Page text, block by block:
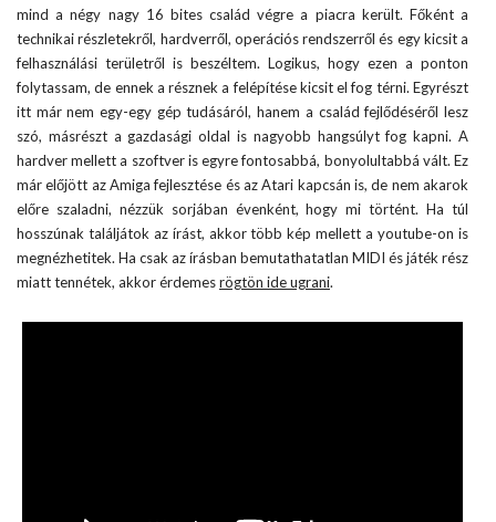
mind a négy nagy 16 bites család végre a piacra került. Főként a
technikai részletekről, hardverről, operációs rendszerről és egy kicsit a
felhasználási területről is beszéltem. Logikus, hogy ezen a ponton
folytassam, de ennek a résznek a felépítése kicsit el fog térni. Egyrészt
itt már nem egy-egy gép tudásáról, hanem a család fejlődéséről lesz
szó, másrészt a gazdasági oldal is nagyobb hangsúlyt fog kapni. A
hardver mellett a szoftver is egyre fontosabbá, bonyolultabbá vált. Ez
már előjött az Amiga fejlesztése és az Atari kapcsán is, de nem akarok
előre szaladni, nézzük sorjában évenként, hogy mi történt. Ha túl
hosszúnak találjátok az írást, akkor több kép mellett a youtube-on is
megnézhetitek. Ha csak az írásban bemutathatatlan MIDI és játék rész
miatt tennétek, akkor érdemesrögtön ide ugrani.